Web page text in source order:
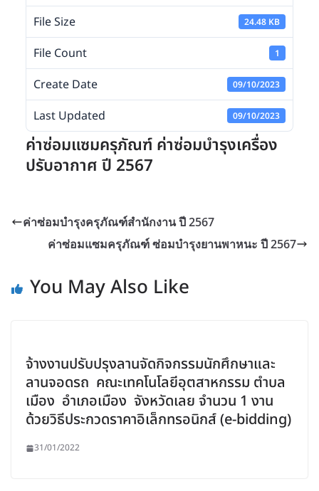
File Size 24.48 KB
File Count 1
Create Date 09/10/2023
Last Updated 09/10/2023
ค่าซ่อมแซมครุภัณฑ์ ค่าซ่อมบำรุงเครื่อง
ปรับอากาศ ปี 2567
ค่าซ่อมบำรุงครุภัณฑ์สำนักงาน ปี 2567
ค่าซ่อมแซมครุภัณฑ์ ซ่อมบำรุงยานพาหนะ ปี 2567
You May Also Like
จ้างงานปรับปรุงลานจัดกิจกรรมนักศึกษาและ
ลานจอดรถ คณะเทคโนโลยีอุตสาหกรรม ตำบล
เมือง อำเภอเมือง จังหวัดเลย จำนวน 1 งาน
ด้วยวิธีประกวดราคาอิเล็กทรอนิกส์ (e-bidding)
31/01/2022